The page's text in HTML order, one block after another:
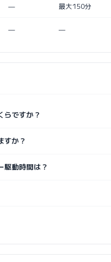
— 最大150分
— —
ですか？
すか？
動時間は？